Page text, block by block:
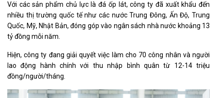
Với các sản phẩm chủ lực là đá ốp lát, công ty đã xuất khẩu đến
nhiều thị trường quốc tế như các nước Trung Đông, Ấn Độ, Trung
Quốc, Mỹ, Nhật Bản, đóng góp vào ngân sách nhà nước khoảng 13
tỷ đồng mỗi năm.
Hiện, công ty đang giải quyết việc làm cho 70 công nhân và người
lao động hành chính với thu nhập bình quân từ 12-14 triệu
đồng/người/tháng.